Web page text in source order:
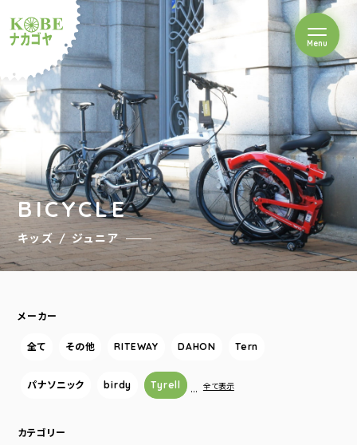
ルショップナカゴヤ
Menuを開閉
BICYCLE
キッズ / ジュニア
メーカー
全て その他 RITEWAY DAHON Tern
パナソニック birdy Tyrell … 全て表示
カテゴリー